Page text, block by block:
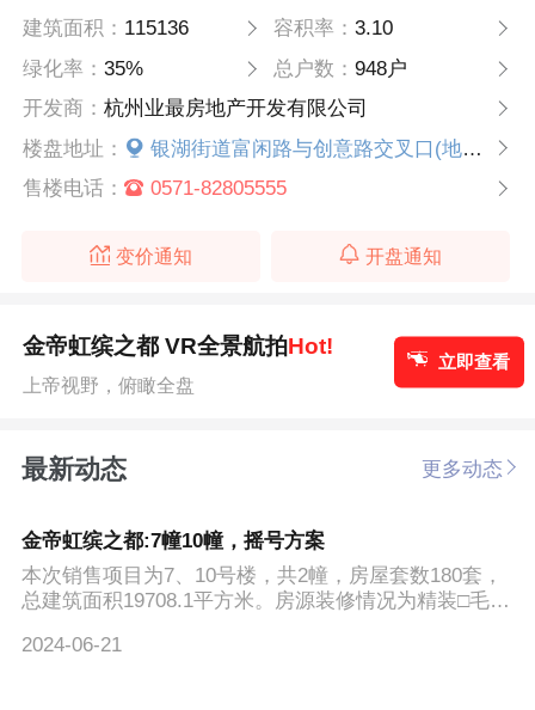
建筑面积： 115136 容积率： 3.10
绿化率：35% 总户数： 948户
开发商：杭州业最房地产开发有限公司
楼盘地址：
银湖街道富闲路与创意路交叉口(地铁6号线银湖站C口旁)
售楼电话：
0571-82805555
变价通知 开盘通知
金帝虹缤之都 VR全景航拍Hot!
上帝视野，俯瞰全盘
立即查看
最新动态 更多动态
金帝虹缤之都:7幢10幢，摇号方案
本次销售项目为7、10号楼，共2幢，房屋套数180套，
总建筑面积19708.1平方米。房源装修情况为精装□毛
2024-06-21